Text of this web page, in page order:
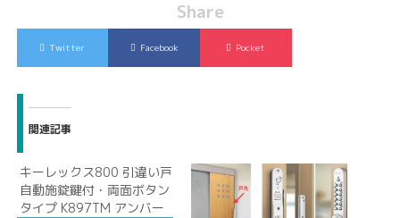
Share
Twitter Facebook Pocket
関連記事
キーレックス800 引違い戸
自動施錠鍵付・両面ボタン
タイプ K897TM アンバー